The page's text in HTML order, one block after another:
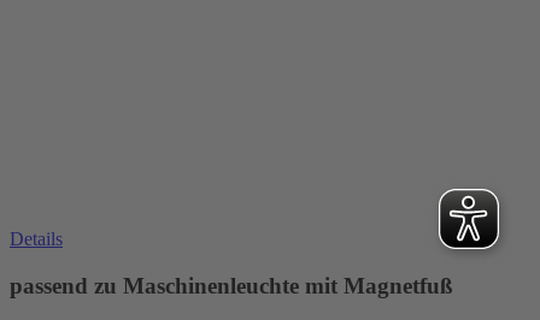
Details
passend zu Maschinenleuchte mit Magnetfuß